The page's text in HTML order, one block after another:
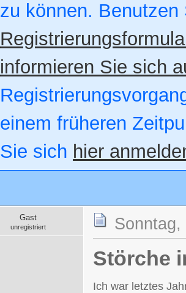
zu können. Benutzen
informieren Sie sich
einem früheren
Sie sich hier
Gast
unregistriert
Störche
Ich war letztes